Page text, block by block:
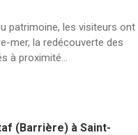
patrimoine, les visiteurs ont
mer, la redécouverte des
à proximité…
(Barrière) à Saint-